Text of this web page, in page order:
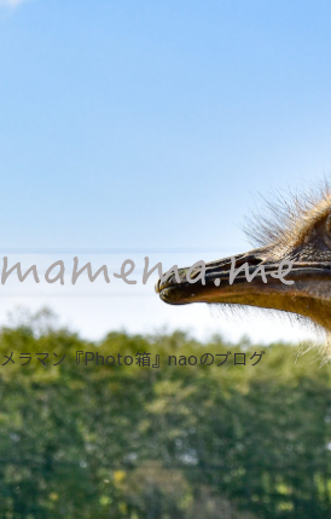
ラマン『Photo箱』naoのブログ